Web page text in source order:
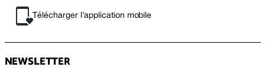
Télécharger l’application mobile
NEWSLETTER